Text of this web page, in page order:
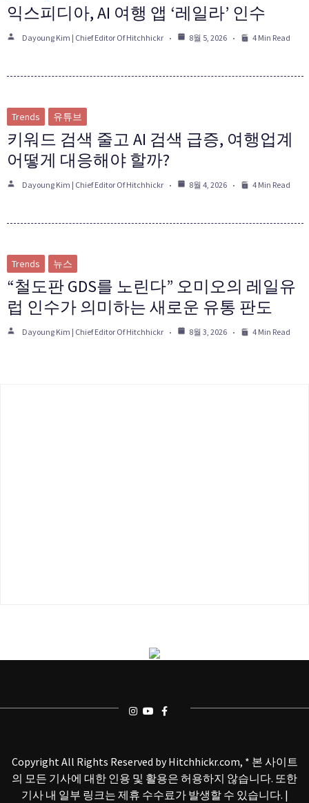
익스피디아, AI 여행 앱 ‘레일라’ 인수
Dayoung Kim | Chief Editor Of Hitchhickr 8월 5, 2026 4 Min Read
Trends 유튜브
키워드 검색 줄고 AI 검색 급증, 여행업계
어떻게 대응해야 할까?
Dayoung Kim | Chief Editor Of Hitchhickr 8월 4, 2026 4 Min Read
Trends 뉴스
“철도판 GDS를 노린다” 오미오의 레일유
럽 인수가 의미하는 새로운 유통 판도
Dayoung Kim | Chief Editor Of Hitchhickr 8월 3, 2026 4 Min Read
Copyright All Rights Reserved by Hitchhickr.com, * 본 사이트
의 모든 기사에 대한 인용 및 활용은 허용하지 않습니다. 또한
기사 내 일부 링크는 제휴 수수료가 발생할 수 있습니다. |